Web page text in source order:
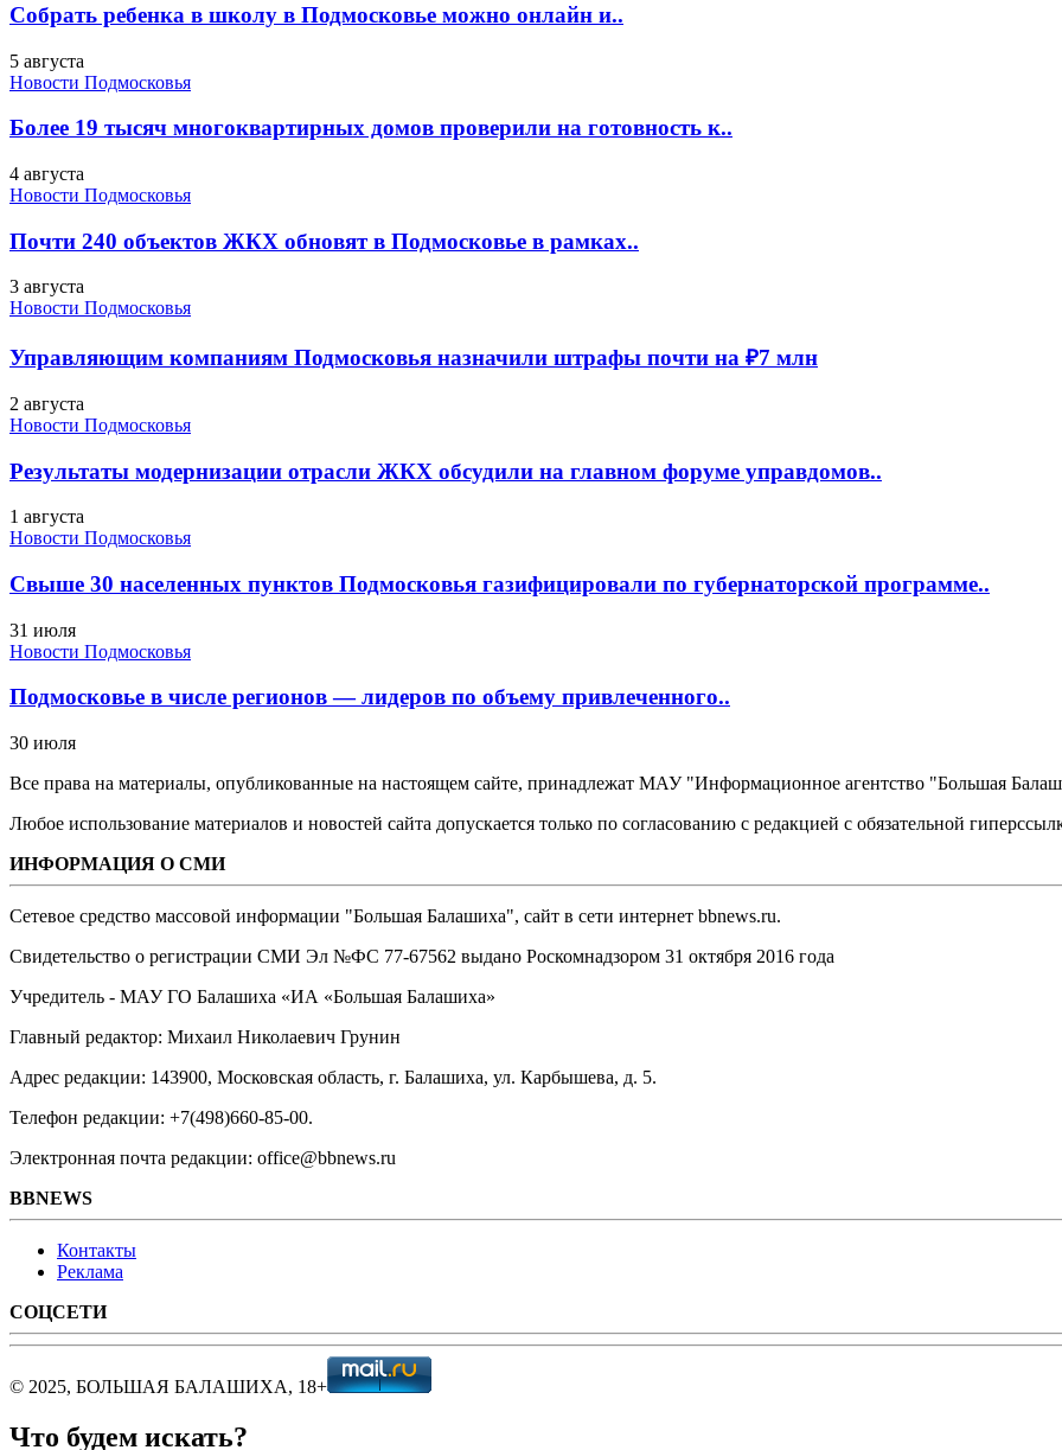
Собрать ребенка в школу в Подмосковье можно онлайн и..
5 августа
Новости Подмосковья
Более 19 тысяч многоквартирных домов проверили на готовность к..
4 августа
Новости Подмосковья
Почти 240 объектов ЖКХ обновят в Подмосковье в рамках..
3 августа
Новости Подмосковья
Управляющим компаниям Подмосковья назначили штрафы почти на ₽7 млн
2 августа
Новости Подмосковья
Результаты модернизации отрасли ЖКХ обсудили на главном форуме управдомов..
1 августа
Новости Подмосковья
Свыше 30 населенных пунктов Подмосковья газифицировали по губернаторской программе..
31 июля
Новости Подмосковья
Подмосковье в числе регионов — лидеров по объему привлеченного..
30 июля
Все права на материалы, опубликованные на настоящем сайте, принадлежат МАУ "Информационное агентство "Большая
Любое использование материалов и новостей сайта допускается только по согласованию с редакцией с обязательной
ИНФОРМАЦИЯ О СМИ
Сетевое средство массовой информации "Большая Балашиха", сайт в сети интернет bbnews.ru.
Свидетельство о регистрации СМИ Эл №ФС ‎77-67562 выдано Роскомнадзором 31 октября 2016 года
Учредитель - МАУ ГО Балашиха «ИА «Большая Балашиха»
Главный редактор: Михаил Николаевич Грунин
Адрес редакции: 143900, Московская область, г. Балашиха, ул. Карбышева, д. 5.
Телефон редакции: +7(498)660-85-00.
Электронная почта редакции: office@bbnews.ru
BBNEWS
Контакты
Реклама
СОЦСЕТИ
© 2025, БОЛЬШАЯ БАЛАШИХА, 18+
Что будем искать?